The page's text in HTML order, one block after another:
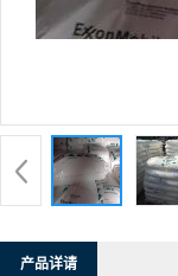
产品详请